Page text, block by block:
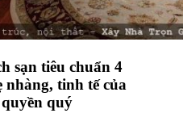
sạn tiêu chuẩn 4
nhàng, tinh tế của
quý